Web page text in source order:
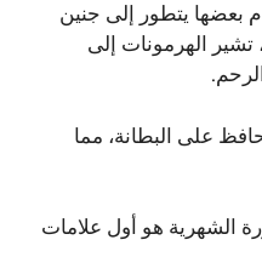
بعضها يتطور إلى جنين
الهرمونات إلى
على البطانة، مما
الشهرية هو أول علامات